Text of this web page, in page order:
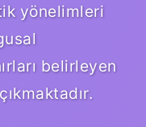
yönelimleri
belirleyen